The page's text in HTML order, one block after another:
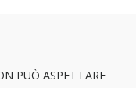
PUÒ ASPETTARE